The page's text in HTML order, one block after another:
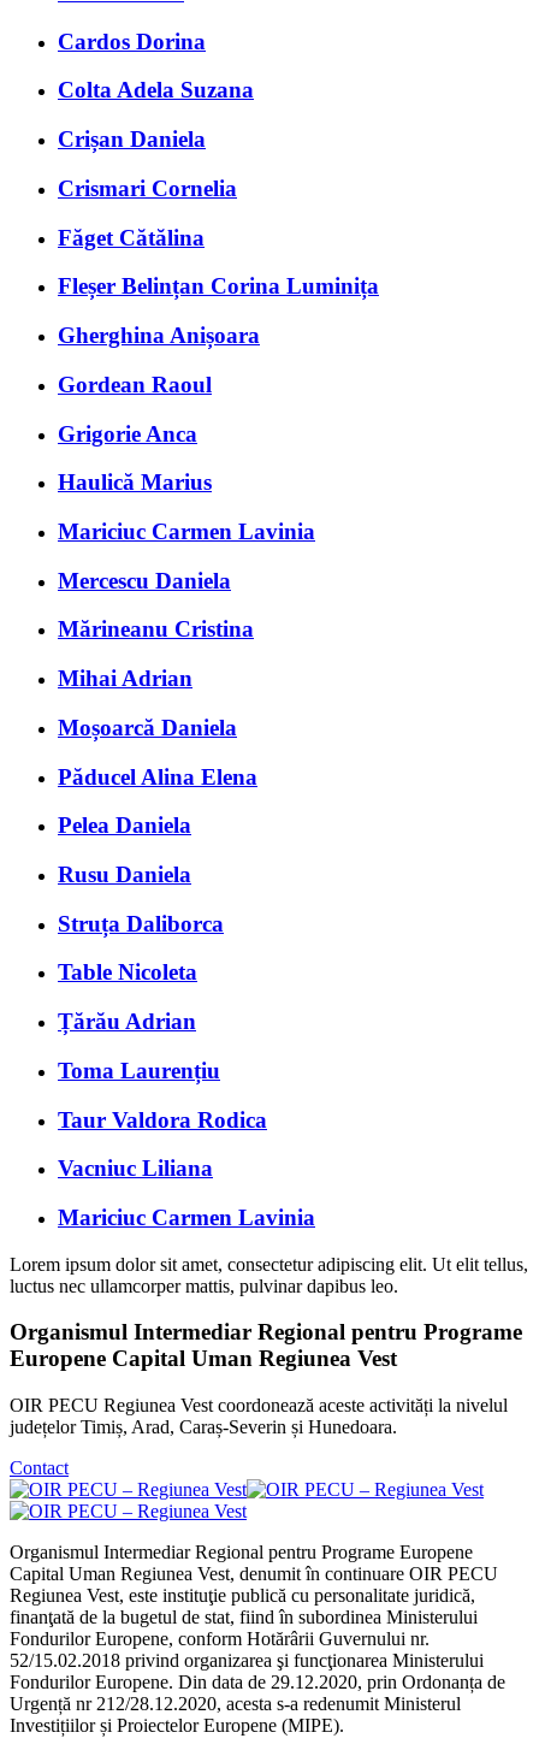
Cardos Dorina
Colta Adela Suzana
Crișan Daniela
Crismari Cornelia
Făget Cătălina
Fleșer Belințan Corina Luminița
Gherghina Anișoara
Gordean Raoul
Grigorie Anca
Haulică Marius
Mariciuc Carmen Lavinia
Mercescu Daniela
Mărineanu Cristina
Mihai Adrian
Moșoarcă Daniela
Păducel Alina Elena
Pelea Daniela
Rusu Daniela
Struța Daliborca
Table Nicoleta
Țărău Adrian
Toma Laurențiu
Taur Valdora Rodica
Vacniuc Liliana
Mariciuc Carmen Lavinia
Lorem ipsum dolor sit amet, consectetur adipiscing elit. Ut elit tellus,
luctus nec ullamcorper mattis, pulvinar dapibus leo.
Organismul Intermediar Regional pentru Programe
Europene Capital Uman Regiunea Vest
OIR PECU Regiunea Vest coordonează aceste activități la nivelul
județelor Timiș, Arad, Caraș-Severin și Hunedoara.
Contact
Organismul Intermediar Regional pentru Programe Europene
Capital Uman Regiunea Vest, denumit în continuare OIR PECU
Regiunea Vest, este instituţie publică cu personalitate juridică,
finanţată de la bugetul de stat, fiind în subordinea Ministerului
Fondurilor Europene, conform Hotărârii Guvernului nr.
52/15.02.2018 privind organizarea şi funcţionarea Ministerului
Fondurilor Europene. Din data de 29.12.2020, prin Ordonanța de
Urgență nr 212/28.12.2020, acesta s-a redenumit Ministerul
Investițiilor și Proiectelor Europene (MIPE).